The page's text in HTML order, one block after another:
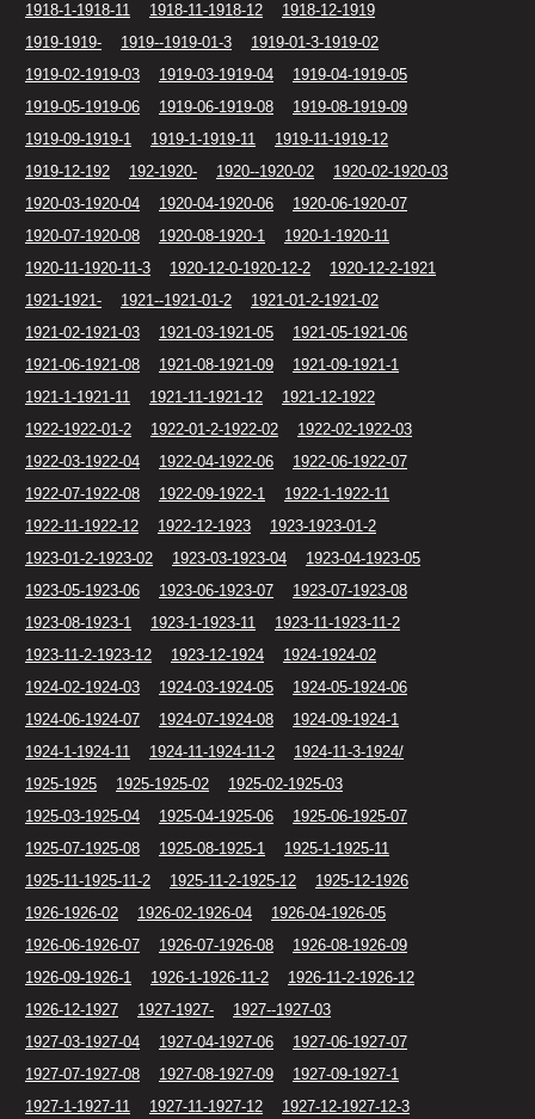
1918-1-1918-11
1918-11-1918-12
1918-12-1919
1919-1919-
1919--1919-01-3
1919-01-3-1919-02
1919-02-1919-03
1919-03-1919-04
1919-04-1919-05
1919-05-1919-06
1919-06-1919-08
1919-08-1919-09
1919-09-1919-1
1919-1-1919-11
1919-11-1919-12
1919-12-192
192-1920- 1920--1920-02
1920-02-1920-03
1920-03-1920-04
1920-04-1920-06
1920-06-1920-07
1920-07-1920-08
1920-08-1920-1
1920-1-1920-11
1920-11-1920-11-3
1920-12-0-1920-12-2
1920-12-2-1921
1921-1921-
1921--1921-01-2
1921-01-2-1921-02
1921-02-1921-03
1921-03-1921-05
1921-05-1921-06
1921-06-1921-08
1921-08-1921-09
1921-09-1921-1
1921-1-1921-11
1921-11-1921-12
1921-12-1922
1922-1922-01-2
1922-01-2-1922-02
1922-02-1922-03
1922-03-1922-04
1922-04-1922-06
1922-06-1922-07
1922-07-1922-08
1922-09-1922-1
1922-1-1922-11
1922-11-1922-12
1922-12-1923
1923-1923-01-2
1923-01-2-1923-02
1923-03-1923-04
1923-04-1923-05
1923-05-1923-06
1923-06-1923-07
1923-07-1923-08
1923-08-1923-1
1923-1-1923-11
1923-11-1923-11-2
1923-11-2-1923-12
1923-12-1924
1924-1924-02
1924-02-1924-03
1924-03-1924-05
1924-05-1924-06
1924-06-1924-07
1924-07-1924-08
1924-09-1924-1
1924-1-1924-11
1924-11-1924-11-2
1924-11-3-1924/
1925-1925
1925-1925-02
1925-02-1925-03
1925-03-1925-04
1925-04-1925-06
1925-06-1925-07
1925-07-1925-08
1925-08-1925-1
1925-1-1925-11
1925-11-1925-11-2
1925-11-2-1925-12
1925-12-1926
1926-1926-02
1926-02-1926-04
1926-04-1926-05
1926-06-1926-07
1926-07-1926-08
1926-08-1926-09
1926-09-1926-1
1926-1-1926-11-2
1926-11-2-1926-12
1926-12-1927
1927-1927-
1927--1927-03
1927-03-1927-04
1927-04-1927-06
1927-06-1927-07
1927-07-1927-08
1927-08-1927-09
1927-09-1927-1
1927-1-1927-11
1927-11-1927-12 1927-12-1927-12-3